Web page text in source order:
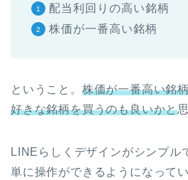
配当利回りの高い銘柄
株価が一番高い銘柄
ということ。 株価が一番高い銘
好きな銘柄を買うのも良いかと
LINEらしくデザインがシンプル
単に操作ができるようになって